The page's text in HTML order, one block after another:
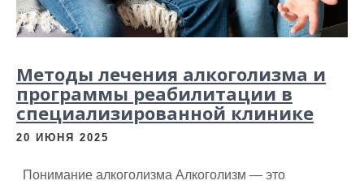
Методы лечения алкоголизма и
программы реабилитации в
специализированной клинике
20 ИЮНЯ 2025
Понимание алкоголизма Алкоголизм — это